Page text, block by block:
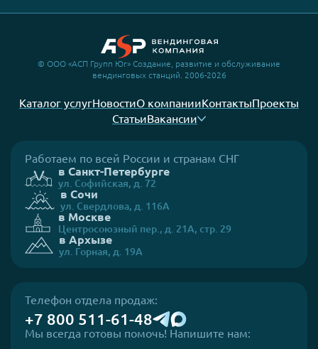
© ООО «АСП Групп Юг» Создание, развитие и обслуживание
вендинговых станций. 2006-2026
Каталог услугНовостиО компанииКонтактыПроекты
СтатьиВакансии
Работаем по всей России и странам СНГ
в Санкт-Петербурге
ул. Софийская, д. 72
в Сочи
ул. Свердлова, д. 116А
в Москве
Центросоюзный пер., д. 21А, стр. 29
в Архызе
ул. Горная, д. 19А
Телефон отдела продаж:
+7 800 511-61-48
Мы всегда готовы помочь! Напишите нам: